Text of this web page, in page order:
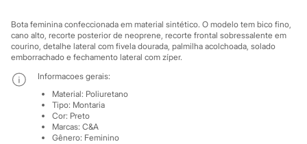
Sandálias
Sapatilhas
Tênis
Marcas
City
Clock House
Mindset
Sawary
Yessica
Moda esportiva
Bota feminina confeccionada em material sintético. O modelo tem bico fino,
cano alto, recorte posterior de neoprene, recorte frontal sobressalente em
courino, detalhe lateral com fivela dourada, palmilha acolchoada, solado
emborrachado e fechamento lateral com zíper.
Informacoes gerais:
Material: Poliuretano
Tipo: Montaria
Cor: Preto
Marcas: C&A
Gênero: Feminino